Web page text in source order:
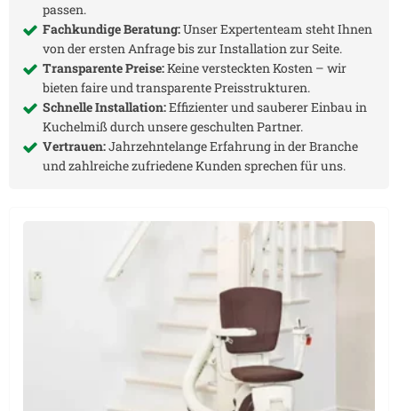
passen.
Fachkundige Beratung:Unser Expertenteam steht Ihnen
von der ersten Anfrage bis zur Installation zur Seite.
Transparente Preise:Keine versteckten Kosten – wir
bieten faire und transparente Preisstrukturen.
Schnelle Installation:Effizienter und sauberer Einbau in
Kuchelmißdurch unsere geschulten Partner.
Vertrauen:Jahrzehntelange Erfahrung in der Branche
und zahlreiche zufriedene Kunden sprechen für uns.